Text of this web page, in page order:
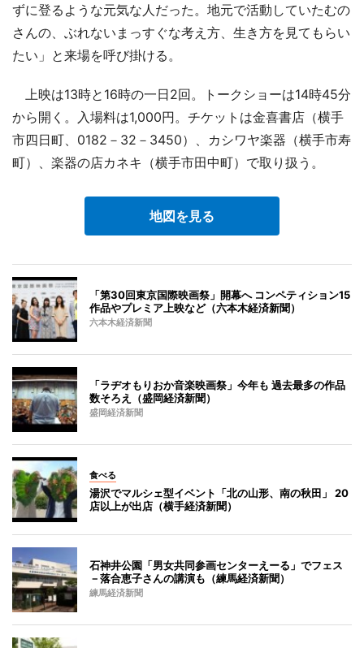
ずに登るような元気な人だった。地元で活動していたむの
さんの、ぶれないまっすぐな考え方、生き方を見てもらい
たい」と来場を呼び掛ける。
上映は13時と16時の一日2回。トークショーは14時45分
から開く。入場料は1,000円。チケットは金喜書店（横手
市四日町、0182－32－3450）、カシワヤ楽器（横手市寿
町）、楽器の店カネキ（横手市田中町）で取り扱う。
地図を見る
「第30回東京国際映画祭」開幕へ コンペティション15
作品やプレミア上映など（六本木経済新聞）
六本木経済新聞
「ラヂオもりおか音楽映画祭」今年も 過去最多の作品
数そろえ（盛岡経済新聞）
盛岡経済新聞
食べる
湯沢でマルシェ型イベント「北の山形、南の秋田」 20
店以上が出店（横手経済新聞）
石神井公園「男女共同参画センターえーる」でフェス
－落合恵子さんの講演も（練馬経済新聞）
練馬経済新聞